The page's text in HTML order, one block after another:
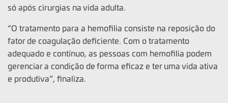
só após cirurgias na vida adulta.
“O tratamento para a hemofilia consiste na reposição do
fator de coagulação deficiente. Com o tratamento
adequado e contínuo, as pessoas com hemofilia podem
gerenciar a condição de forma eficaz e ter uma vida ativa
e produtiva”, finaliza.